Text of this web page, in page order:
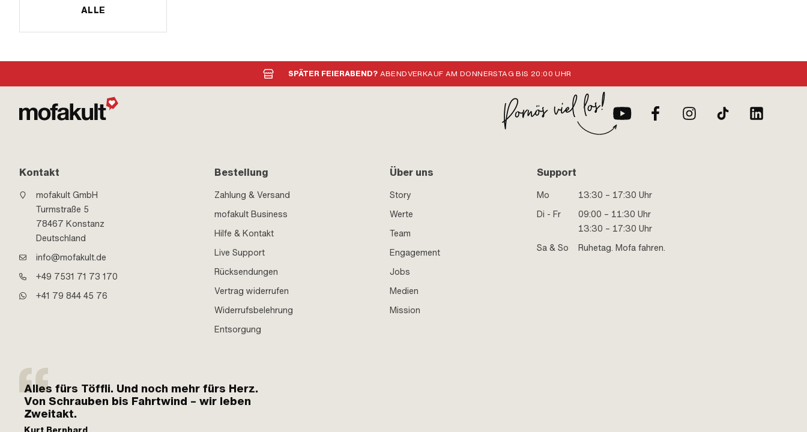
ALLE
SPÄTER FEIERABEND? ABENDVERKAUF AM DONNERSTAG BIS 20:00 UHR
Kontakt
mofakult GmbH
Turmstraße 5
78467 Konstanz
Deutschland
info@mofakult.de
+49 7531 71 73 170
+41 79 844 45 76
Bestellung
Zahlung & Versand
mofakult Business
Hilfe & Kontakt
Live Support
Rücksendungen
Vertrag widerrufen
Widerrufsbelehrung
Entsorgung
Über uns
Story
Werte
Team
Engagement
Jobs
Medien
Mission
Support
Mo
13:30 – 17:30 Uhr
Di - Fr
09:00 – 11:30 Uhr
13:30 – 17:30 Uhr
Sa & So
Ruhetag. Mofa fahren.
Alles fürs Töffli. Und noch mehr fürs Herz.
Von Schrauben bis Fahrtwind – wir leben
Zweitakt.